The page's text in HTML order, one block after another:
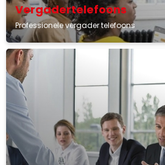
Vergadertelefoons
Professionele vergader telefoons